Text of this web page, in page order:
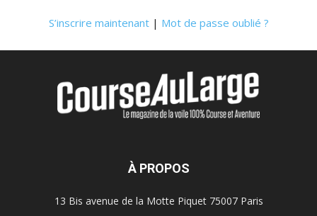
S’inscrire maintenant| Mot de passe oublié ?
À PROPOS
13 Bis avenue de la Motte Piquet 75007 Paris